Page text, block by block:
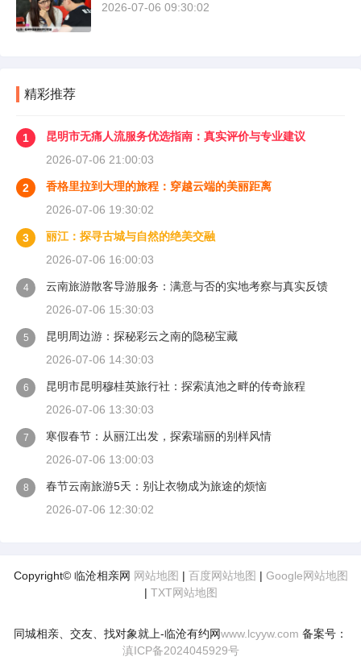
2026-07-06 09:30:02
精彩推荐
1
昆明市无痛人流服务优选指南：真实评价与专业建议
2026-07-06 21:00:03
2
香格里拉到大理的旅程：穿越云端的美丽距离
2026-07-06 19:30:02
3
丽江：探寻古城与自然的绝美交融
2026-07-06 16:00:03
4
云南旅游散客导游服务：满意与否的实地考察与真实反馈
2026-07-06 15:30:03
5
昆明周边游：探秘彩云之南的隐秘宝藏
2026-07-06 14:30:03
6
昆明市昆明穆桂英旅行社：探索滇池之畔的传奇旅程
2026-07-06 13:30:03
7
寒假春节：从丽江出发，探索瑞丽的别样风情
2026-07-06 13:00:03
8
春节云南旅游5天：别让衣物成为旅途的烦恼
2026-07-06 12:30:02
Copyright© 临沧相亲网 网站地图 | 百度网站地图 | Google网站地图
| TXT网站地图
同城相亲、交友、找对象就上-临沧有约网www.lcyyw.com 备案号：
滇ICP备2024045929号